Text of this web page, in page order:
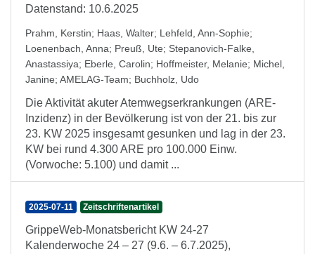
Datenstand: 10.6.2025
Prahm, Kerstin; Haas, Walter; Lehfeld, Ann-Sophie;
Loenenbach, Anna; Preuß, Ute; Stepanovich-Falke,
Anastassiya; Eberle, Carolin; Hoffmeister, Melanie; Michel,
Janine; AMELAG-Team; Buchholz, Udo
Die Aktivität akuter Atemwegserkrankungen (ARE-
Inzidenz) in der Bevölkerung ist von der 21. bis zur
23. KW 2025 insgesamt gesunken und lag in der 23.
KW bei rund 4.300 ARE pro 100.000 Einw.
(Vorwoche: 5.100) und damit ...
2025-07-11 Zeitschriftenartikel
GrippeWeb-Monatsbericht KW 24-27
Kalenderwoche 24 – 27 (9.6. – 6.7.2025),